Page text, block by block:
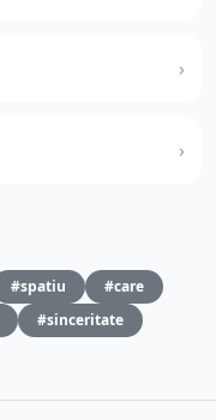
#spatiu
#care
#sinceritate